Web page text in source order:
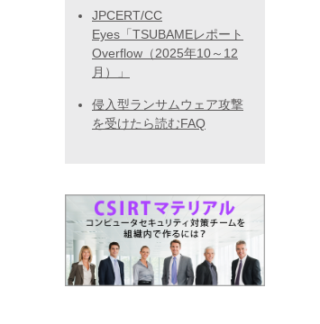
JPCERT/CC
Eyes「TSUBAMEレポート
Overflow（2025年10～12
月）」
侵入型ランサムウェア攻撃
を受けたら読むFAQ